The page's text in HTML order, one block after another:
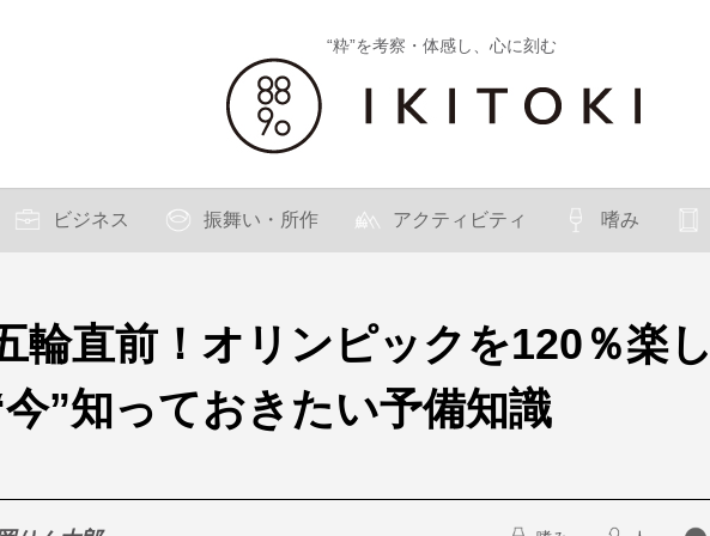
“粋”を考察・体感し、心に刻む
ビジネス 振舞い・所作 アクティビティ 嗜み
輪直前！オリンピックを120％楽
”知っておきたい予備知識